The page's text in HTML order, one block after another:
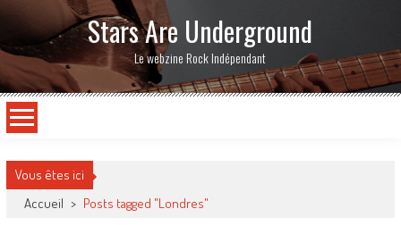
Stars Are Underground
Le webzine Rock Indépendant
Vous êtes ici
Accueil > Posts tagged "Londres"